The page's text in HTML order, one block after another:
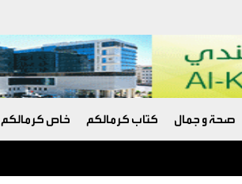
صحة و جمال كتاب كرمالكم خاص كرمالكم